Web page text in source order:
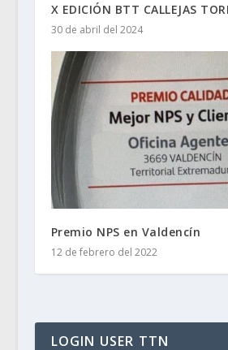
X EDICIÓN BTT CALLEJAS
30 de abril del 2024
Premio NPS en Valdencín
12 de febrero del 2022
LOGIN USER TTN